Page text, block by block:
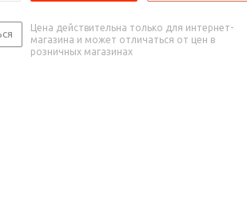
Цена действительна только для интернет-
магазина и может отличаться от цен в
розничных магазинах